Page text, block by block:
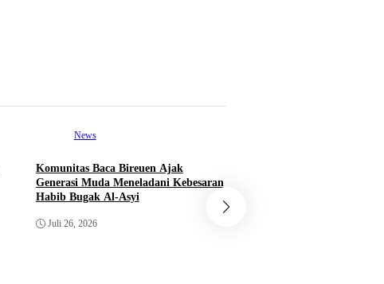
News
Komunitas Baca Bireuen Ajak
Generasi Muda Meneladani Kebesaran
Habib Bugak Al-Asyi
Juli 26, 2026